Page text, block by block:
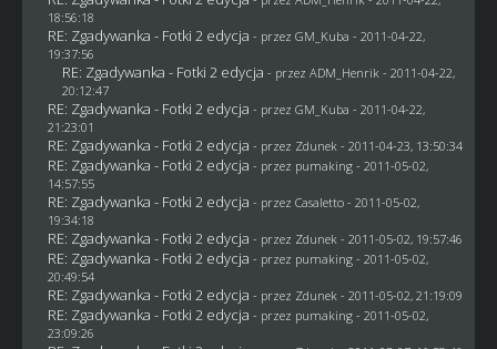
18:56:18
RE: Zgadywanka - Fotki 2 edycja - przez GM_Kuba - 2011-04-22,
19:37:56
RE: Zgadywanka - Fotki 2 edycja - przez ADM_Henrik - 2011-04-22,
20:12:47
RE: Zgadywanka - Fotki 2 edycja - przez GM_Kuba - 2011-04-22,
21:23:01
RE: Zgadywanka - Fotki 2 edycja - przez Zdunek - 2011-04-23, 13:50:34
RE: Zgadywanka - Fotki 2 edycja - przez pumaking- 2011-05-02,
14:57:55
RE: Zgadywanka - Fotki 2 edycja - przez Casaletto- 2011-05-02,
19:34:18
RE: Zgadywanka - Fotki 2 edycja - przez Zdunek - 2011-05-02, 19:57:46
RE: Zgadywanka - Fotki 2 edycja - przez pumaking- 2011-05-02,
20:49:54
RE: Zgadywanka - Fotki 2 edycja - przez Zdunek - 2011-05-02, 21:19:09
RE: Zgadywanka - Fotki 2 edycja - przez pumaking- 2011-05-02,
23:09:26